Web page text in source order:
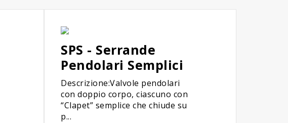
SPS - Serrande
Pendolari Semplici
Descrizione:Valvole pendolari
con doppio corpo, ciascuno con
“Clapet” semplice che chiude su
p...